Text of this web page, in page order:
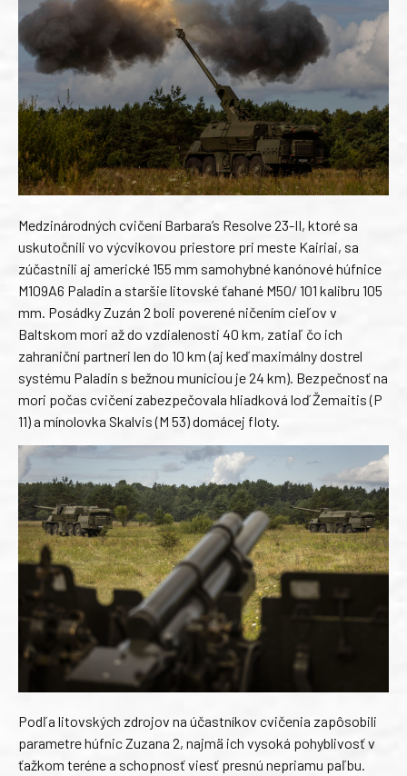
Medzinárodných cvičení Barbara’s Resolve 23-II, ktoré sa
uskutočnili vo výcvikovou priestore pri meste Kairiai, sa
zúčastnili aj americké 155 mm samohybné kanónové húfnice
M109A6 Paladin a staršie litovské ťahané M50/ 101 kalibru 105
mm. Posádky Zuzán 2 boli poverené ničením cieľov v
Baltskom mori až do vzdialenosti 40 km, zatiaľ čo ich
zahraniční partneri len do 10 km (aj keď maximálny dostrel
systému Paladin s bežnou muníciou je 24 km). Bezpečnosť na
mori počas cvičení zabezpečovala hliadková loď Žemaitis (P
11) a mínolovka Skalvis (M 53) domácej floty.
Podľa litovských zdrojov na účastníkov cvičenia zapôsobili
parametre húfnic Zuzana 2, najmä ich vysoká pohyblivosť v
ťažkom teréne a schopnosť viesť presnú nepriamu paľbu.